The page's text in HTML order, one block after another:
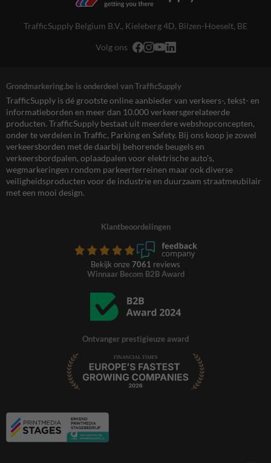
TrafficSupply Belgium B.V., Kieleberg 4D, Bilzen-Hoeselt, BE
Volg ons
Grondmarkering.be is onderdeel van TrafficSupply
TrafficSupply is dé grootste online aanbieder van verkeers-, tekst- en
informatieborden en meer dan 10.000 verkeersgerelateerde
producten. TrafficSupply bestaat uit meerdere webshopconcepten,
onder te verdelen in Traffic, Parking en Safety. Bij ons koop je zowel
verkeersborden met de daarbij behorende beugels en
verkeersbordpalen, oplaadpalen voor elektrische auto’s,
wegmarkeringen rondom parkeerterreinen maar ook diverse
veiligheidsproducten voor de industrie en duurzaam straatmeubilair
met een mooi design.
Klantbeoordelingen
Bekijk onze 7061 reviews
Winnaar Becom B2B Award
Ontvanger prestigieuze award